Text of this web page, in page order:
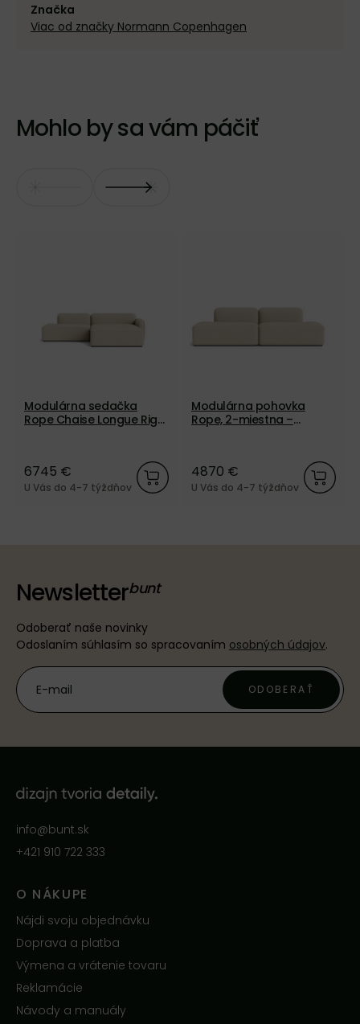
Značka
Viac od značky Normann Copenhagen
Mohlo by sa vám páčiť
Modulárna sedačka
Rope Chaise Longue Right
6745 €
U Vás do 4-7 týždňov
Modulárna pohovka
Rope, 2-miestna –
4870 €
U Vás do 4-7 týždňov
Newsletter
Odoberať naše novinky
Odoslaním súhlasím so spracovaním osobných údajov.
ODOBERAŤ
info@bunt.sk
+421 910 722 333
O NÁKUPE
Nájdi svoju objednávku
Doprava a platba
Výmena a vrátenie tovaru
Reklamácie
Návody a manuály